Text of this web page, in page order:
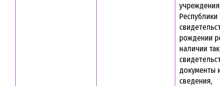
Республики
рождении
наличии
документы
сведения,